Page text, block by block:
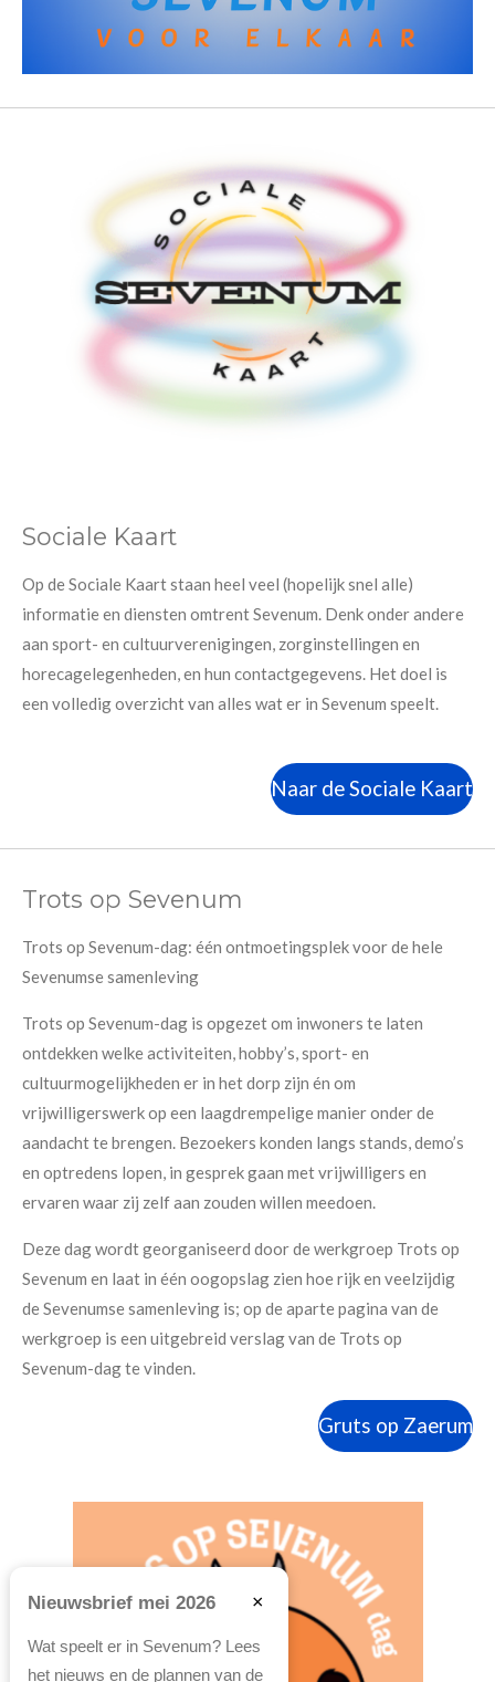
Sociale Kaart
Op de Sociale Kaart staan heel veel (hopelijk snel alle)
informatie en diensten omtrent Sevenum. Denk onder andere
aan sport- en cultuurverenigingen, zorginstellingen en
horecagelegenheden, en hun contactgegevens. Het doel is
een volledig overzicht van alles wat er in Sevenum speelt.
Naar de Sociale Kaart
Trots op Sevenum
Trots op Sevenum-dag: één ontmoetingsplek voor de hele
Sevenumse samenleving
Trots op Sevenum-dag is opgezet om inwoners te laten
ontdekken welke activiteiten, hobby’s, sport- en
cultuurmogelijkheden er in het dorp zijn én om
vrijwilligerswerk op een laagdrempelige manier onder de
aandacht te brengen. Bezoekers konden langs stands, demo’s
en optredens lopen, in gesprek gaan met vrijwilligers en
ervaren waar zij zelf aan zouden willen meedoen.
Deze dag wordt georganiseerd door de werkgroep Trots op
Sevenum en laat in één oogopslag zien hoe rijk en veelzijdig
de Sevenumse samenleving is; op de aparte pagina van de
werkgroep is een uitgebreid verslag van de Trots op
Sevenum-dag te vinden.
Gruts op Zaerum
Nieuwsbrief mei 2026 ×
Wat speelt er in Sevenum? Lees
het nieuws en de plannen van de